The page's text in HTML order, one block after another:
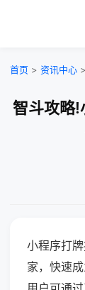
首页 > 资讯中心 >
智斗攻略!
小程序打
家，快速